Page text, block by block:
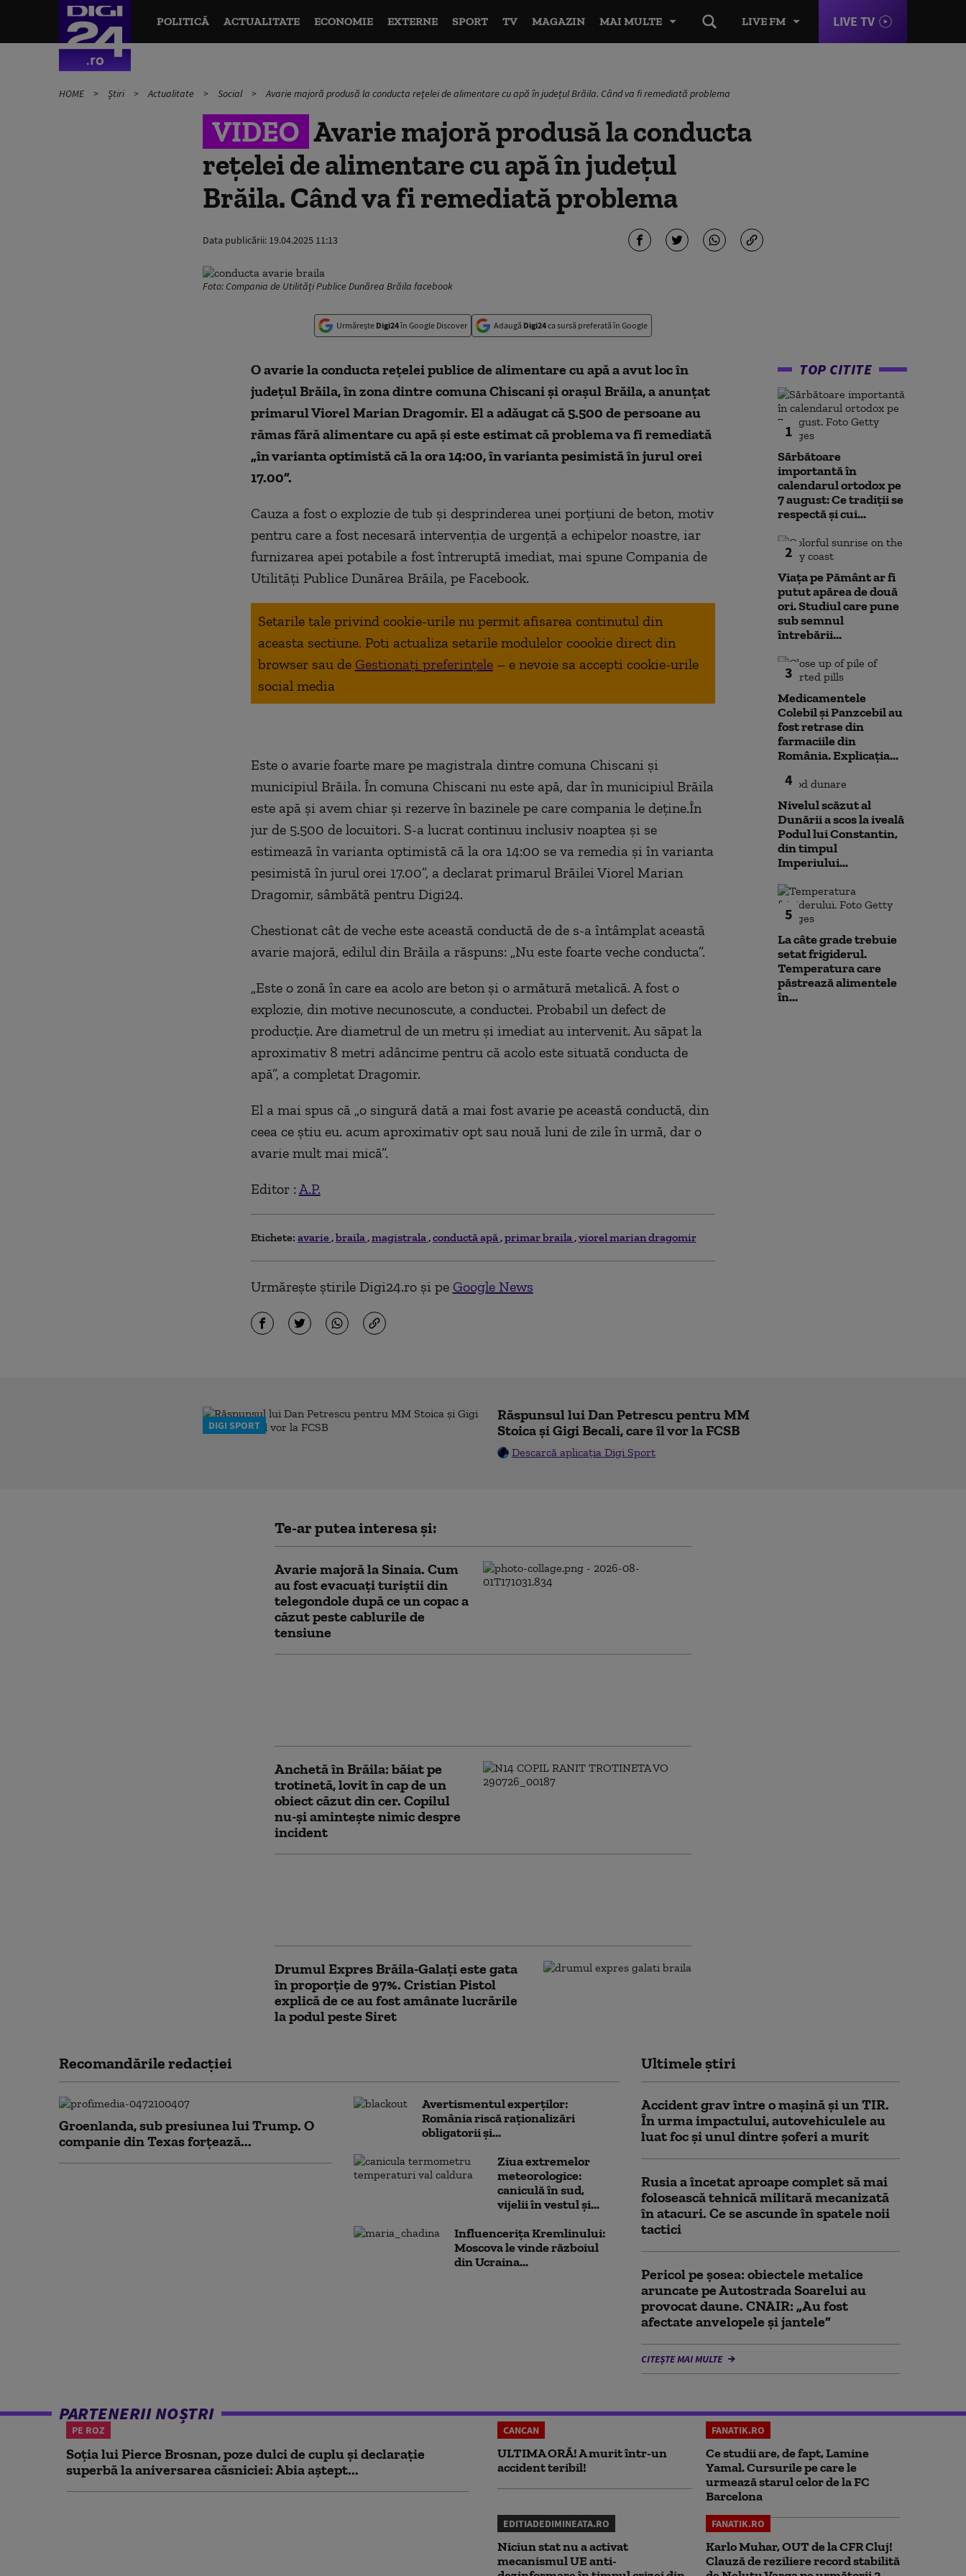
LIVE FM LIVE TV
POLITICĂ ACTUALITATE ECONOMIE EXTERNE SPORT TV MAGAZIN MAI MULTE
HOME Știri Actualitate Social Avarie majoră produsă la conducta rețelei de alimentare cu apă în județul Brăila. Când va fi remediată problema
VIDEO Avarie majoră produsă la conducta
rețelei de alimentare cu apă în județul
Brăila. Când va fi remediată problema
Data publicării: 19.04.2025 11:13
Foto: Compania de Utilități Publice Dunărea Brăila facebook
Urmărește Digi24în Google Discover Adaugă Digi24ca sursă preferată în Google
O avarie la conducta rețelei publice de alimentare cu apă a avut loc în
județul Brăila, în zona dintre comuna Chiscani și orașul Brăila, a anunțat
primarul Viorel Marian Dragomir. El a adăugat că 5.500 de persoane au
rămas fără alimentare cu apă și este estimat că problema va fi remediată
„în varianta optimistă că la ora 14:00, în varianta pesimistă în jurul orei
17.00”.
Cauza a fost o explozie de tub și desprinderea unei porțiuni de beton, motiv
pentru care a fost necesară intervenția de urgență a echipelor noastre, iar
furnizarea apei potabile a fost întreruptă imediat, mai spune Compania de
Utilități Publice Dunărea Brăila, pe Facebook.
Setarile tale privind cookie-urile nu permit afisarea continutul din
aceasta sectiune. Poti actualiza setarile modulelor coookie direct din
browser sau de Gestionați preferințele – e nevoie sa accepti cookie-urile
social media
Este o avarie foarte mare pe magistrala dintre comuna Chiscani și
municipiul Brăila. În comuna Chiscani nu este apă, dar în municipiul Brăila
este apă și avem chiar și rezerve în bazinele pe care compania le deține.În
jur de 5.500 de locuitori. S-a lucrat continuu inclusiv noaptea și se
estimează în varianta optimistă că la ora 14:00 se va remedia și în varianta
pesimistă în jurul orei 17.00”, a declarat primarul Brăilei Viorel Marian
Dragomir, sâmbătă pentru Digi24.
Chestionat cât de veche este această conductă de de s-a întâmplat această
avarie majoră, edilul din Brăila a răspuns: „Nu este foarte veche conducta”.
„Este o zonă în care ea acolo are beton și o armătură metalică. A fost o
explozie, din motive necunoscute, a conductei. Probabil un defect de
producție. Are diametrul de un metru și imediat au intervenit. Au săpat la
aproximativ 8 metri adâncime pentru că acolo este situată conducta de
apă”, a completat Dragomir.
El a mai spus că „o singură dată a mai fost avarie pe această conductă, din
ceea ce știu eu. acum aproximativ opt sau nouă luni de zile în urmă, dar o
avarie mult mai mică”.
Editor : A.P.
Etichete: avarie braila magistrala conductă apă primar braila viorel marian dragomir
Urmărește știrile Digi24.ro și pe Google News
TOP CITITE
1
Sărbătoare
importantă în
calendarul ortodox pe
7 august: Ce tradiții se
respectă și cui...
2
Viața pe Pământ ar fi
putut apărea de două
ori. Studiul care pune
sub semnul
întrebării...
3
Medicamentele
Colebil și Panzcebil au
fost retrase din
farmaciile din
România. Explicația...
4
Nivelul scăzut al
Dunării a scos la iveală
Podul lui Constantin,
din timpul
Imperiului...
5
La câte grade trebuie
setat frigiderul.
Temperatura care
păstrează alimentele
în...
DIGI SPORT
Răspunsul lui Dan Petrescu pentru MM
Stoica și Gigi Becali, care îl vor la FCSB
Descarcă aplicația Digi Sport
Te-ar putea interesa și:
Avarie majoră la Sinaia. Cum
au fost evacuați turiștii din
telegondole după ce un copac a
căzut peste cablurile de
tensiune
Anchetă în Brăila: băiat pe
trotinetă, lovit în cap de un
obiect căzut din cer. Copilul
nu-și amintește nimic despre
incident
Drumul Expres Brăila-Galați este gata
în proporție de 97%. Cristian Pistol
explică de ce au fost amânate lucrările
la podul peste Siret
Recomandările redacţiei
Groenlanda, sub presiunea lui Trump. O
companie din Texas forțează...
Avertismentul experților:
România riscă raționalizări
obligatorii și...
Ziua extremelor
meteorologice:
caniculă în sud,
vijelii în vestul și...
Influencerița Kremlinului:
Moscova le vinde războiul
din Ucraina...
Ultimele știri
Accident grav între o mașină și un TIR.
În urma impactului, autovehiculele au
luat foc și unul dintre șoferi a murit
Rusia a încetat aproape complet să mai
folosească tehnică militară mecanizată
în atacuri. Ce se ascunde în spatele noii
tactici
Pericol pe șosea: obiectele metalice
aruncate pe Autostrada Soarelui au
provocat daune. CNAIR: „Au fost
afectate anvelopele și jantele”
CITEȘTE MAI MULTE
PARTENERII NOȘTRI
PE ROZ
Soția lui Pierce Brosnan, poze dulci de cuplu și declarație
superbă la aniversarea căsniciei: Abia aștept...
CANCAN
ULTIMA ORĂ! A murit într-un
accident teribil!
FANATIK.RO
Ce studii are, de fapt, Lamine
Yamal. Cursurile pe care le
urmează starul celor de la FC
Barcelona
EDITIADEDIMINEATA.RO
Niciun stat nu a activat
mecanismul UE anti-
FANATIK.RO
Karlo Muhar, OUT de la CFR Cluj!
Clauză de reziliere record stabilită